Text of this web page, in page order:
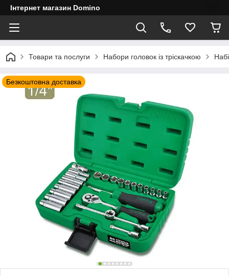
Інтернет магазин Domino
Товари та послуги Набори головок із тріскачкою
Безкоштовна доставка